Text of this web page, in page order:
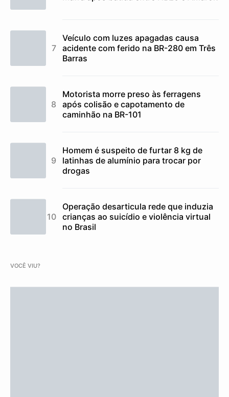
Veículo com luzes apagadas causa
acidente com ferido na BR-280 em Três
Barras
Motorista morre preso às ferragens
após colisão e capotamento de
caminhão na BR-101
Homem é suspeito de furtar 8 kg de
latinhas de alumínio para trocar por
drogas
Operação desarticula rede que induzia
crianças ao suicídio e violência virtual
no Brasil
VOCÊ VIU?